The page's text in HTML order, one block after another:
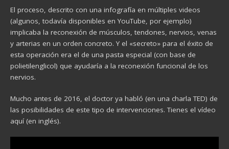
El proceso, descrito con una infografía en múltiples videos
(algunos, todavía disponibles en YouTube, por ejemplo)
implicaba la reconexión de músculos, tendones, nervios, venas
y arterias en un orden concreto. Y el «secreto» para el éxito de
esta operación era el de una pasta especial (con base de
polietilenglicol) que ayudaría a la reconexión funcional de los
nervios.
Mucho antes de 2016, el doctor ya habló (en una charla TED) de
las posibilidades de este tipo de intervenciones. Tienes el vídeo
aquí (en inglés).